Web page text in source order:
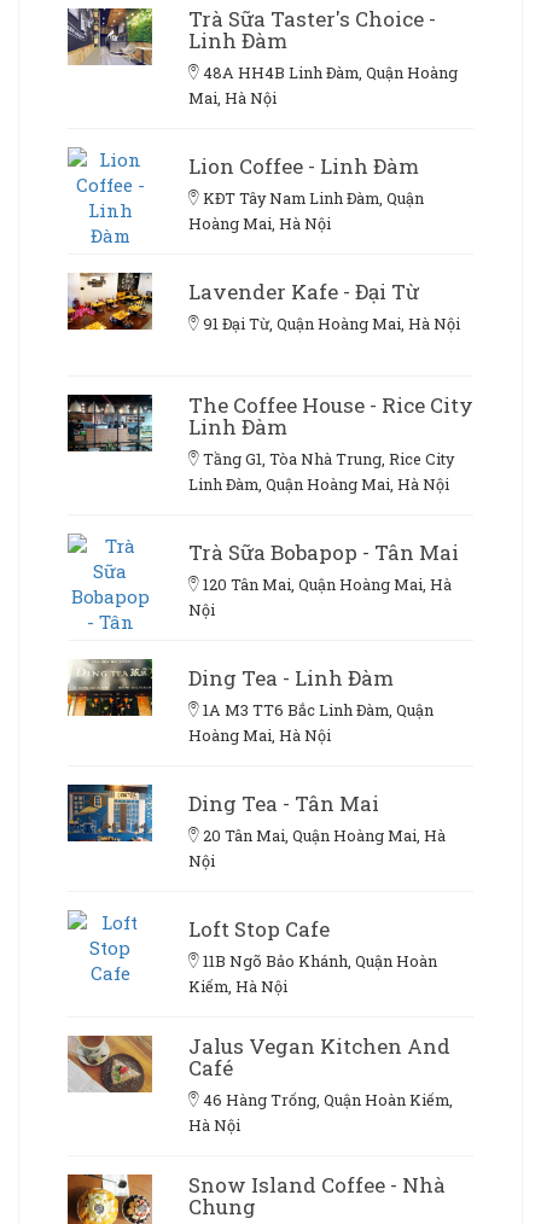
Trà Sữa Taster's Choice -
Linh Đàm
48A HH4B Linh Đàm, Quận Hoàng
Mai, Hà Nội
Lion Coffee - Linh Đàm
KĐT Tây Nam Linh Đàm, Quận
Hoàng Mai, Hà Nội
Lavender Kafe - Đại Từ
91 Đại Từ, Quận Hoàng Mai, Hà Nội
The Coffee House - Rice City
Linh Đàm
Tầng G1, Tòa Nhà Trung, Rice City
Linh Đàm, Quận Hoàng Mai, Hà Nội
Trà Sữa Bobapop - Tân Mai
120 Tân Mai, Quận Hoàng Mai, Hà
Nội
Ding Tea - Linh Đàm
1A M3 TT6 Bắc Linh Đàm, Quận
Hoàng Mai, Hà Nội
Ding Tea - Tân Mai
20 Tân Mai, Quận Hoàng Mai, Hà
Nội
Loft Stop Cafe
11B Ngõ Bảo Khánh, Quận Hoàn
Kiếm, Hà Nội
Jalus Vegan Kitchen And
Café
46 Hàng Trống, Quận Hoàn Kiếm,
Hà Nội
Snow Island Coffee - Nhà
Chung